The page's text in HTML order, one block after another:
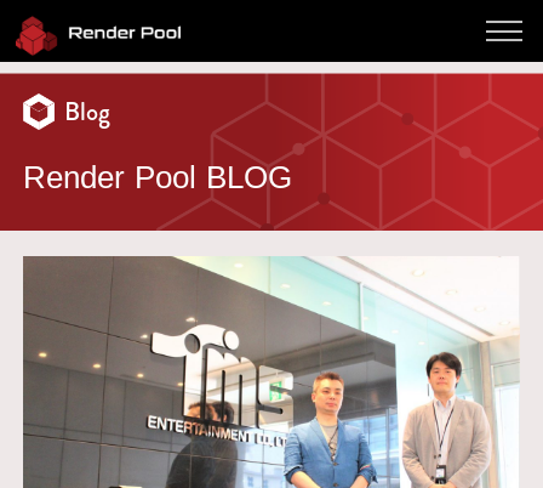
パフォーマンス
料金
使い方
サインイン
お問い合わせ
JP / EN
Blog
Render Pool BLOG